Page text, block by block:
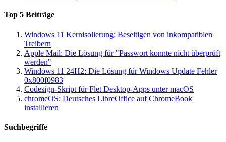
Top 5 Beiträge
Windows 11 Kernisolierung: Beseitigen von inkompatiblen
Treibern
Apple Mail: Die Lösung für "Passwort konnte nicht überprüft
werden"
Windows 11 24H2: Die Lösung für Windows Update Fehler
0x800f0983
Codesign-Skript für Flet Desktop-Apps unter macOS
chromeOS: Deutsches LibreOffice auf ChromeBook
installieren
Suchbegriffe